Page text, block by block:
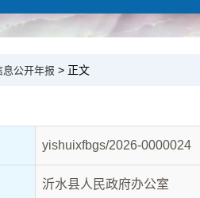
息公开年报 > 正文
yishuixfbgs/2026-0000024
沂水县人民政府办公室